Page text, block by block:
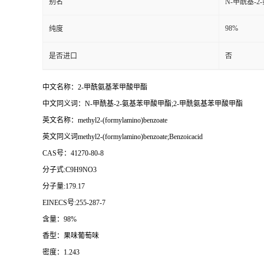
别名 N-甲酰基-
纯度 98%
是否进口 否
中文名称：2-甲酰氨基苯甲酸甲酯
中文同义词：N-甲酰基-2-氨基苯甲酸甲酯;2-甲酰氨基苯甲酸甲酯
英文名称：methyl2-(formylamino)benzoate
英文同义词methyl2-(formylamino)benzoate;Benzoicacid
CAS号：41270-80-8
分子式:C9H9NO3
分子量:179.17
EINECS号:255-287-7
含量：98%
香型：果味葡萄味
密度：1.243